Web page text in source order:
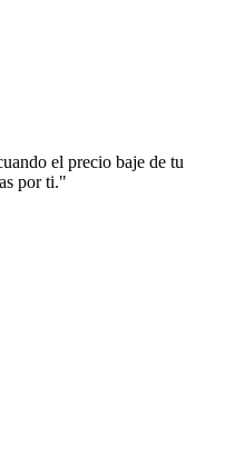
el precio baje de tu
por ti."